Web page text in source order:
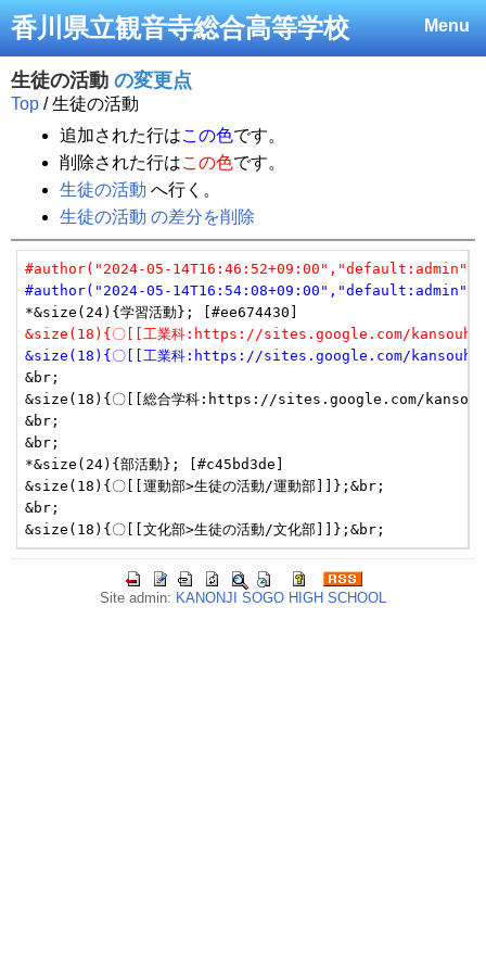
Menu
香川県立観音寺総合高等学校
生徒の活動 の変更点
Top / 生徒の活動
追加された行はこの色です。
削除された行はこの色です。
生徒の活動 へ行く。
生徒の活動 の差分を削除
#author("2024-05-
#author("2024-05-
&size(18){〇[[工業科:https://sites.google.com/
&size(18){〇[[工業科:https://sites.google.com/
&br;
&size(18){〇[[総合学科:https://sites.google.com/
&br;
&br;
*&size(24){部活動}; [#c45bd3de]
&size(18){〇[[運動部>生徒の活動/運動部]]};&br;
&br;
Site admin: KANONJI SOGO HIGH SCHOOL